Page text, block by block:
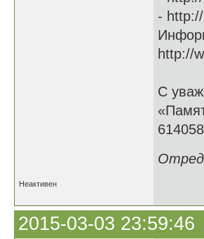
-
http://
С
Неактивен
2015-03-03 23:59:46